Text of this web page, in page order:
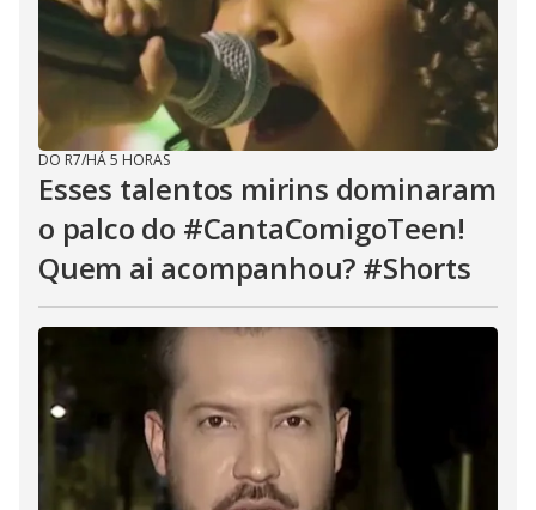
DO R7/HÁ 5 HORAS
Esses talentos mirins dominaram
o palco do #CantaComigoTeen!
Quem ai acompanhou? #Shorts